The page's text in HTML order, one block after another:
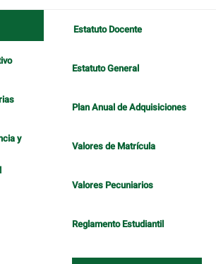
y
Estatuto Docente
Estatuto General
Plan Anual de Adquisiciones
Valores de Matrícula
Valores Pecuniarios
Reglamento Estudiantil